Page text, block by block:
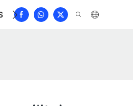
NOUVELLES